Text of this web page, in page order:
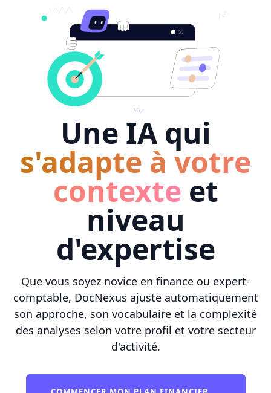
Une IA qui
s'adapte à votre
contexte et
niveau
d'expertise
Que vous soyez novice en finance ou expert-
comptable, DocNexus ajuste automatiquement
son approche, son vocabulaire et la complexité
des analyses selon votre profil et votre secteur
d'activité.